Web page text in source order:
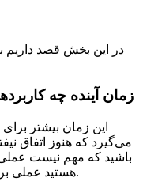
در این بخش قصد داریم
زمان آینده چه
این زمان بیشتر
می‌گیرد که هنوز اتفاق
باشید که مهم نیست
هستید عملی برنامه‌ریزی شده یا برنامه‌ریزی نشده باشد.